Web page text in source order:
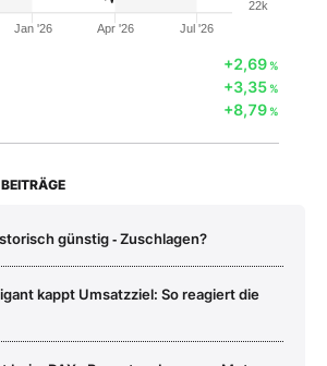
Jan '26 Apr '26 Jul '26
22k
+2,69%
+3,35%
+8,79%
günstig ‑ Zuschlagen?
kappt Umsatzziel: So reagiert die